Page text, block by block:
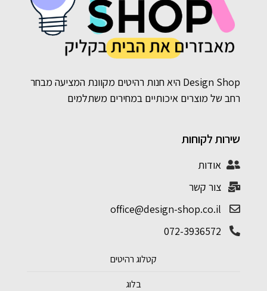
Design Shop היא חנות רהיטים מקוונת המציעה מבחר
רחב של מוצרים איכותיים במחירים משתלמים
שירות לקוחות
אודות
צור קשר
office@design-shop.co.il
072-3936572
קטלוג רהיטים
בלוג